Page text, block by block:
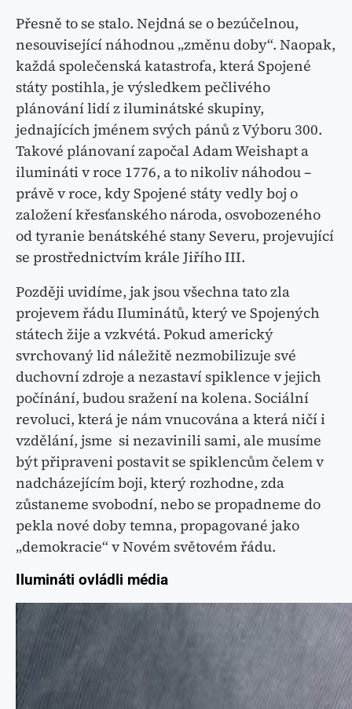
Přesně to se stalo. Nejdná se o bezúčelnou,
nesouvisející náhodnou „změnu doby“. Naopak,
každá společenská katastrofa, která Spojené
státy postihla, je výsledkem pečlivého
plánování lidí z iluminátské skupiny,
jednajících jménem svých pánů z Výboru 300.
Takové plánovaní započal Adam Weishapt a
ilumináti v roce 1776, a to nikoliv náhodou –
právě v roce, kdy Spojené státy vedly boj o
založení křesťanského národa, osvobozeného
od tyranie benátskéhé stany Severu, projevující
se prostřednictvím krále Jiřího III.
Později uvidíme, jak jsou všechna tato zla
projevem řádu Iluminátů, který ve Spojených
státech žije a vzkvétá. Pokud americký
svrchovaný lid náležitě nezmobilizuje své
duchovní zdroje a nezastaví spiklence v jejich
počínání, budou sražení na kolena. Sociální
revoluci, která je nám vnucována a která ničí i
vzdělání, jsme si nezavinili sami, ale musíme
být připraveni postavit se spiklencům čelem v
nadcházejícím boji, který rozhodne, zda
zůstaneme svobodní, nebo se propadneme do
pekla nové doby temna, propagované jako
„demokracie“ v Novém světovém řádu.
Ilumináti ovládli média